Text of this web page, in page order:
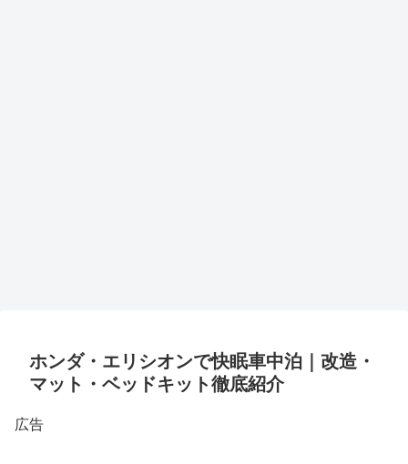
ホンダ・エリシオンで快眠車中泊｜改造・
マット・ベッドキット徹底紹介
広告